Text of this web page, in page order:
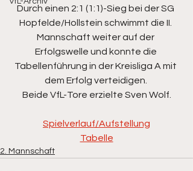
Durch einen 2:1 (1:1)-Sieg bei der SG
Hopfelde/Hollstein schwimmt die II.
Mannschaft weiter auf der
Erfolgswelle und konnte die
Tabellenführung in der Kreisliga A mit
dem Erfolg verteidigen.
Beide VfL-Tore erzielte Sven Wolf.
Spielverlauf/Aufstellung
Tabelle
2. Mannschaft